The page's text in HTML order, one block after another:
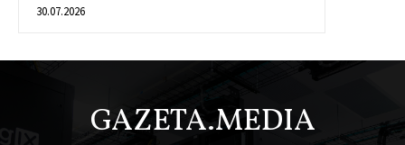
30.07.2026
GAZETA.MEDIA